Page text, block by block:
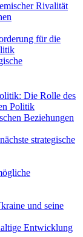
Rivalität
für die
Die Rolle des
Politik
Beziehungen
strategische
und seine
Entwicklung